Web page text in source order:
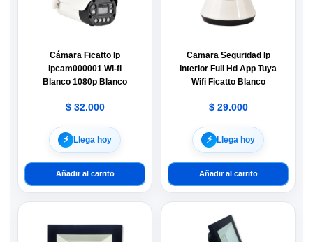
Cámara Ficatto Ip
Ipcam000001 Wi-fi
Blanco 1080p Blanco
$32.000
⚡︎ Llega hoy
Añadir al carrito
Camara Seguridad Ip
Interior Full Hd App Tuya
Wifi Ficatto Blanco
$29.000
⚡︎ Llega hoy
Añadir al carrito